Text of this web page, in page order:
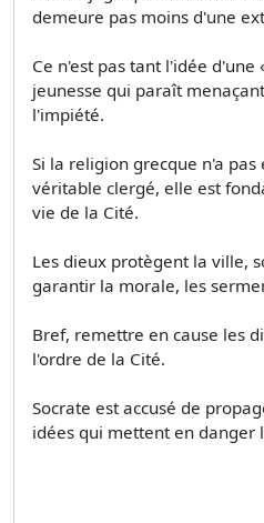
demeure pas moins d'une
Ce n'est pas tant l'idée d'une
jeunesse qui paraît
l'impiété.
Si la religion grecque n'a
véritable clergé, elle est
vie de la Cité.
Les dieux protègent la ville,
garantir la morale, les
Bref, remettre en cause les
l'ordre de la Cité.
Socrate est accusé de
idées qui mettent en danger